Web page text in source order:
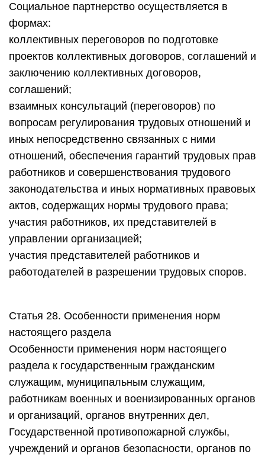
Социальное партнерство осуществляется в
формах:
коллективных переговоров по подготовке
проектов коллективных договоров, соглашений и
заключению коллективных договоров,
соглашений;
взаимных консультаций (переговоров) по
вопросам регулирования трудовых отношений и
иных непосредственно связанных с ними
отношений, обеспечения гарантий трудовых прав
работников и совершенствования трудового
законодательства и иных нормативных правовых
актов, содержащих нормы трудового права;
участия работников, их представителей в
управлении организацией;
участия представителей работников и
работодателей в разрешении трудовых споров.
Статья 28. Особенности применения норм
настоящего раздела
Особенности применения норм настоящего
раздела к государственным гражданским
служащим, муниципальным служащим,
работникам военных и военизированных органов
и организаций, органов внутренних дел,
Государственной противопожарной службы,
учреждений и органов безопасности, органов по